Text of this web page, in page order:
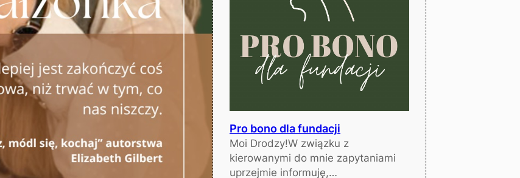
Pro bono dla fundacji
Moi Drodzy!W związku z
kierowanymi do mnie zapytaniami
uprzejmie informuję,…